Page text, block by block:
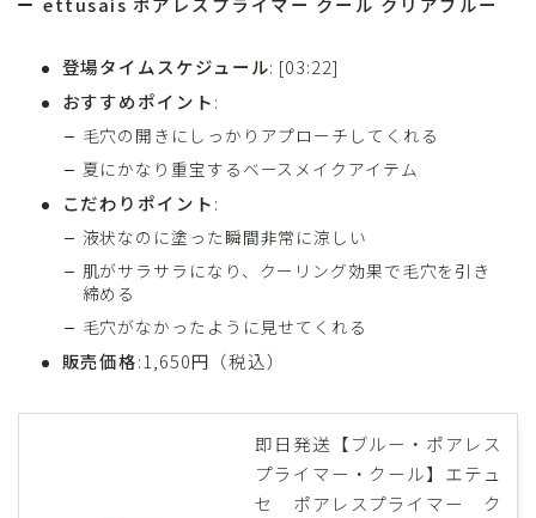
登場タイムスケジュール: [03:22]
おすすめポイント:
毛穴の開きにしっかりアプローチしてくれる
夏にかなり重宝するベースメイクアイテム
こだわりポイント:
液状なのに塗った瞬間非常に涼しい
肌がサラサラになり、クーリング効果で毛穴を引き
締める
毛穴がなかったように見せてくれる
販売価格:1,650円（税込）
即日発送【ブルー・ポアレス
プライマー・クール】エテュ
セ ポアレスプライマー ク